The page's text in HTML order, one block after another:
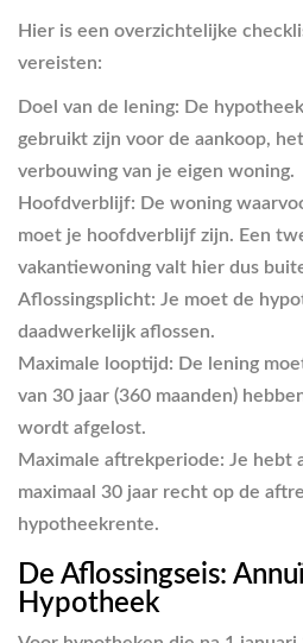
Hier is een overzichtelijke
vereisten:
Doel van de lening: De
gebruikt zijn voor de aankoop,
verbouwing van je eigen woning.
Hoofdverblijf: De woning
moet je hoofdverblijf zijn. Een
vakantiewoning valt hier dus
Aflossingsplicht: Je moet de
daadwerkelijk aflossen.
Maximale looptijd: De lening
van 30 jaar (360 maanden)
wordt afgelost.
Maximale aftrekperiode: Je hebt
maximaal 30 jaar recht op de
hypotheekrente.
De Aflossingseis:
Hypotheek